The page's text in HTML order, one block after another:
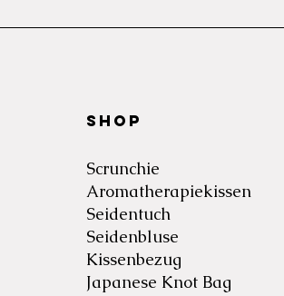
Shop
Scrunchie
Aromatherapiekissen
Seidentuch
Seidenbluse
Kissenbezug
Japanese Knot Bag